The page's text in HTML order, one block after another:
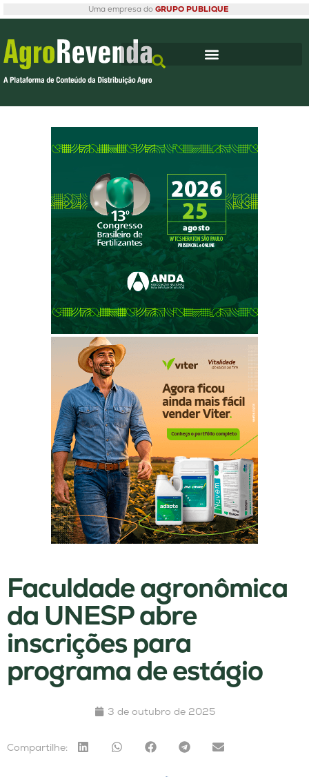
Uma empresa do GRUPO PUBLIQUE
Faculdade agronômica
da UNESP abre
inscrições para
programa de estágio
3 de outubro de 2025
Compartilhe: